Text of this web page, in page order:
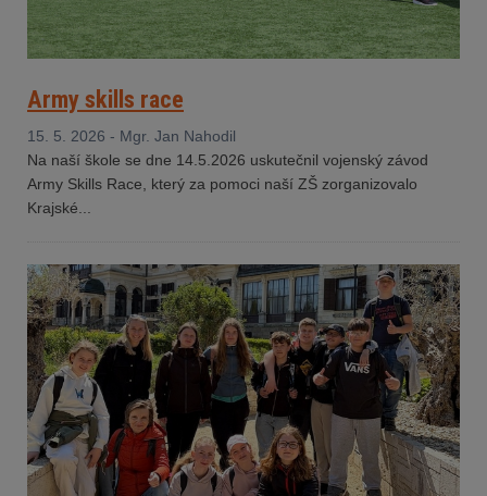
Army skills race
15. 5. 2026 - Mgr. Jan Nahodil
Na naší škole se dne 14.5.2026 uskutečnil vojenský závod
Army Skills Race, který za pomoci naší ZŠ zorganizovalo
Krajské...